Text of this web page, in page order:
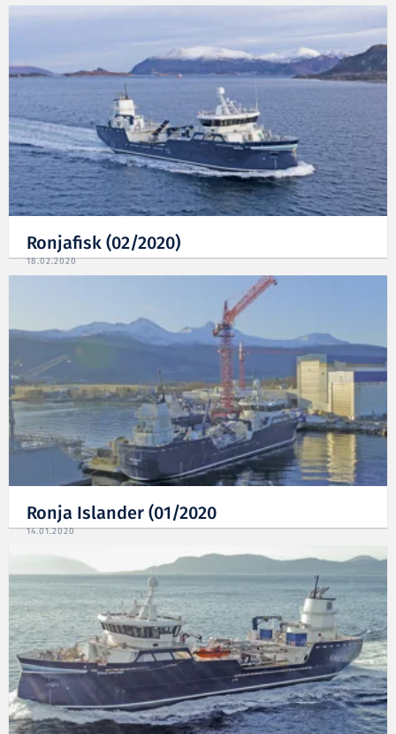
Ronjafisk (02/2020)
18.02.2020
Ronja Islander (01/2020
14.01.2020